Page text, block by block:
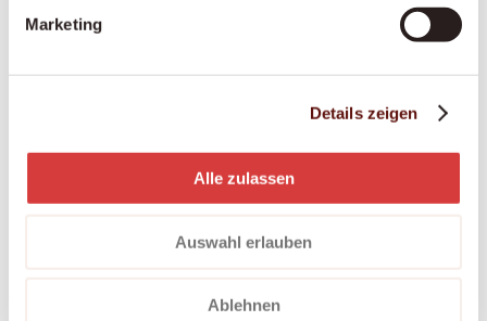
Marketing
Details zeigen
Alle zulassen
Auswahl erlauben
Ablehnen
Palliative Situationen
enger Zusammenarbeit mit Palliative-Care-